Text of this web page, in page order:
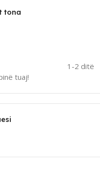
tona
tuaj!
1-2 ditë